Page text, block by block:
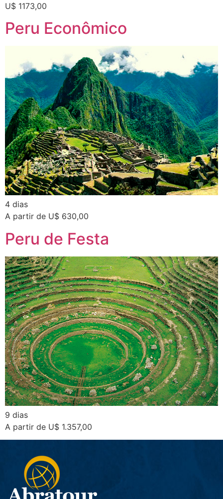
U$ 1173,00
Peru Econômico
4 dias
A partir de U$ 630,00
Peru de Festa
9 dias
A partir de U$ 1.357,00